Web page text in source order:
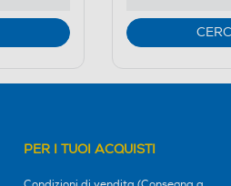
PER I TUOI ACQUISTI